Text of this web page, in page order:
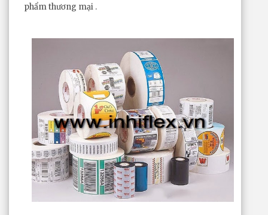
phẩm thương mại .